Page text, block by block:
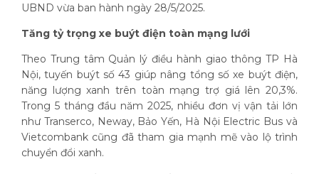
UBND vừa ban hành ngày 28/5/2025.
Tăng tỷ trọng xe buýt điện toàn mạng lưới
Theo Trung tâm Quản lý điều hành giao thông TP Hà
Nội, tuyến buýt số 43 giúp nâng tổng số xe buýt điện,
năng lượng xanh trên toàn mạng trợ giá lên 20,3%.
Trong 5 tháng đầu năm 2025, nhiều đơn vị vận tải lớn
như Transerco, Neway, Bảo Yến, Hà Nội Electric Bus và
Vietcombank cũng đã tham gia mạnh mẽ vào lộ trình
chuyển đổi xanh.